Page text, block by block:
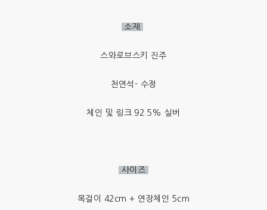
소재
스와로브스키 진주
천연석- 수정
체인 및 링크 92.5% 실버
사이즈
목걸이 42cm + 연장체인 5cm